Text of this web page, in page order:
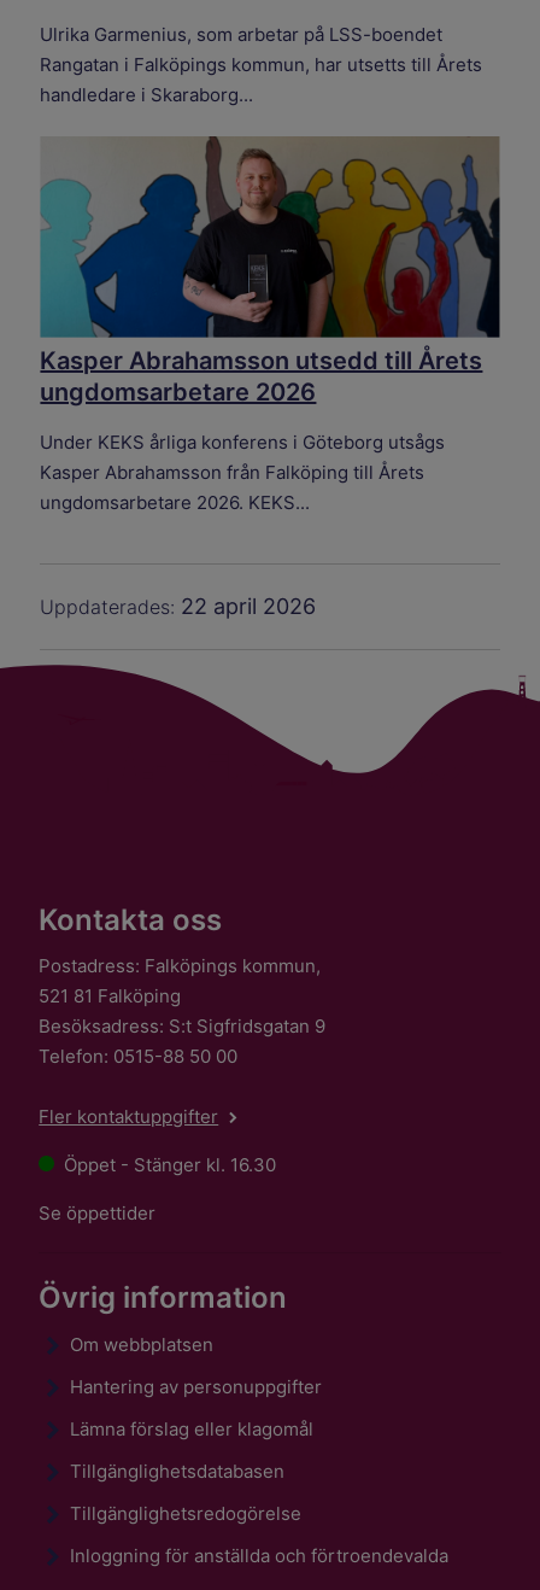
Ulrika Garmenius, som arbetar på LSS-boendet
Rangatan i Falköpings kommun, har utsetts till Årets
handledare i Skaraborg...
Kasper Abrahamsson utsedd till Årets
ungdomsarbetare 2026
Under KEKS årliga konferens i Göteborg utsågs
Kasper Abrahamsson från Falköping till Årets
ungdomsarbetare 2026. KEKS...
Uppdaterades: 22 april 2026
Kontakta oss
Postadress: Falköpings kommun,
521 81 Falköping
Besöksadress: S:t Sigfridsgatan 9
Telefon: 0515-88 50 00
Fler kontaktuppgifter
Öppet - Stänger kl. 16.30
Se öppettider
Övrig information
Om webbplatsen
Hantering av personuppgifter
Lämna förslag eller klagomål
Tillgänglighetsdatabasen
Tillgänglighetsredogörelse
Inloggning för anställda och förtroendevalda